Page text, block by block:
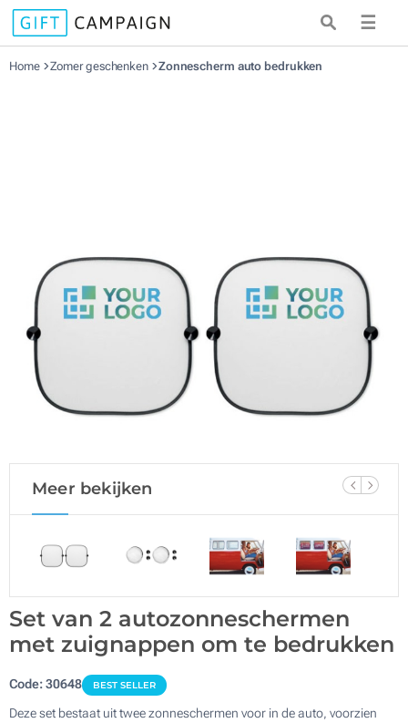
☰
Home Zomer geschenken Zonnescherm auto bedrukken
Meer bekijken
Set van 2 autozonneschermen
met zuignappen om te bedrukken
Code:30648 BEST SELLER
Deze set bestaat uit twee zonneschermen voor in de auto, voorzien